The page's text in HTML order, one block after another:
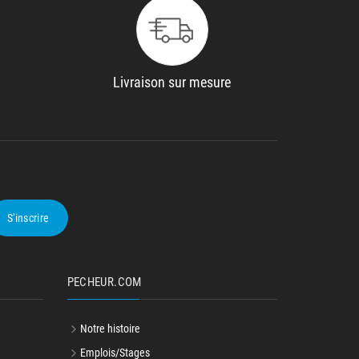
Livraison sur mesure
S'inscrire
PECHEUR.COM
Notre histoire
Emplois/Stages